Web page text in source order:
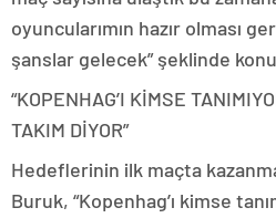
oyuncularımın hazır olması
şanslar gelecek” şeklinde
“KOPENHAG’I KİMSE
TAKIM DİYOR”
Hedeflerinin ilk maçta
Buruk, “Kopenhag’ı kimse